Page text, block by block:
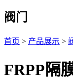
阀门
首页 > 产品展示 >
FRPP隔